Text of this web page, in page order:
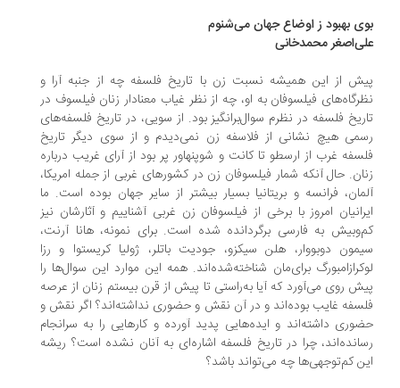
بهبود ز اوضاع جهان می‌شنوم
محمدخانی
از این همیشه نسبت زن با تاریخ فلسفه چه از جنبه آرا و
فیلسوفان به او، چه از نظر غیاب معنادار زنان فیلسوف در
فلسفه در نظرم سوال‌برانگیز بود. از سویی، در تاریخ فلسفه‌های
هیچ نشانی از فلاسفه زن نمی‌دیدم و از سوی دیگر تاریخ
غرب از ارسطو تا کانت و شوپنهاور پر بود از آرای غریب درباره
حال آنکه شمار فیلسوفان زن در کشورهای غربی از جمله امریکا،
فرانسه و بریتانیا بسیار بیشتر از سایر جهان بوده است. ما
امروز با برخی از فیلسوفان زن غربی آشناییم و آثارشان نیز
به فارسی برگردانده شده است. برای نمونه، هانا آرنت،
دوبووار، هلن سیکزو، جودیت باتلر، ژولیا کریستوا و رزا
برای‌مان شناخته‌شده‌اند. همه این موارد این سوال‌ها را
روی می‌آورد که آیا به‌راستی تا پیش از قرن بیستم زنان از عرصه
غایب بوده‌اند و در آن نقش و حضوری نداشته‌اند؟ اگر نقش و
داشته‌اند و ایده‌هایی پدید آورده و کارهایی را به سرانجام
چرا در تاریخ فلسفه اشاره‌ای به آنان نشده است؟ ریشه
کم‌توجهی‌ها چه می‌تواند باشد؟